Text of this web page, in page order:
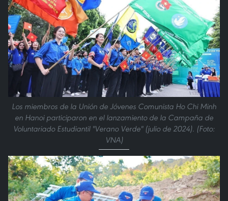
Los miembros de la Unión de Jóvenes Comunista Ho Chi Minh
en Hanoi participaron en el lanzamiento de la Campaña de
Voluntariado Estudiantil "Verano Verde" (julio de 2024). (Foto:
VNA)